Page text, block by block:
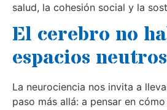
salud, la cohesión social y la
El cerebro no
espacios neutros
La neurociencia nos invita a
paso más allá: a pensar en